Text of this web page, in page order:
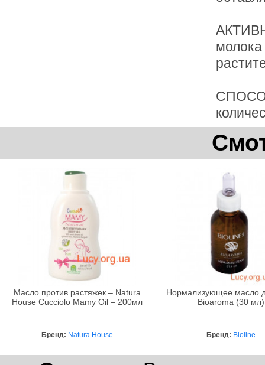
молока
Масло против растяжек – Natura
House Cucciolo Mamy Oil – 200мл
Бренд: Natura House
Нормализующее масло
Bioaroma (30 мл)
Бренд: Bioline